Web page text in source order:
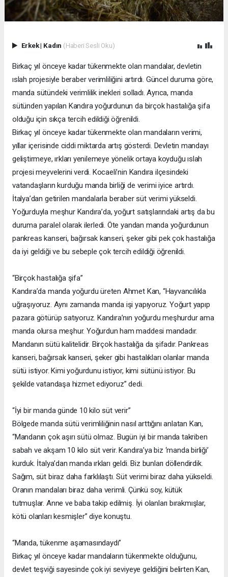
Erkek| Kadın (Haberi Sesli Oku)
Birkaç yıl önceye kadar tükenmekte olan mandalar, devletin
ıslah projesiyle beraber verimliliğini artırdı. Güncel duruma göre,
manda sütündeki verimlilik inekleri solladı. Ayrıca, manda
sütünden yapılan Kandıra yoğurdunun da birçok hastalığa şifa
olduğu için sıkça tercih edildiği öğrenildi.
Birkaç yıl önceye kadar tükenmekte olan mandaların verimi,
yıllar içerisinde ciddi miktarda artış gösterdi. Devletin mandayı
geliştirmeye, ırkları yenilemeye yönelik ortaya koyduğu ıslah
projesi meyvelerini verdi. Kocaeli’nin Kandıra ilçesindeki
vatandaşların kurduğu manda birliği de verimi iyice artırdı.
İtalya’dan getirilen mandalarla beraber süt verimi yükseldi.
Yoğurduyla meşhur Kandıra’da, yoğurt satışlarındaki artış da bu
duruma paralel olarak ilerledi. Öte yandan manda yoğurdunun
pankreas kanseri, bağırsak kanseri, şeker gibi pek çok hastalığa
da iyi geldiği ve bu sebeple çok tercih edildiği öğrenildi.
“Birçok hastalığa şifa”
Kandıra’da manda yoğurdu üreten Ahmet Kan, “Hayvancılıkla
uğraşıyoruz. Aynı zamanda manda işi yapıyoruz. Yoğurt yapıp
pazara götürüp satıyoruz. Kandıra’nın yoğurdu meşhurdur ama
manda olursa meşhur. Yoğurdun ham maddesi mandadır.
Mandanın sütü kalitelidir. Birçok hastalığa da şifadır. Pankreas
kanseri, bağırsak kanseri, şeker gibi hastalıkları olanlar manda
sütü istiyor. Kimi yoğurdunu istiyor, kimi sütünü istiyor. Bu
şekilde vatandaşa hizmet ediyoruz” dedi.
“İyi bir manda günde 10 kilo süt verir”
Bölgede manda sütü verimliliğinin nasıl arttığını anlatan Kan,
“Mandanın çok aşırı sütü olmaz. Bugün iyi bir manda takriben
sabah ve akşam 10 kilo süt verir. Kandıra’ya biz ‘manda birliği’
kurduk. İtalya’dan manda ırkları geldi. Biz bunları döllendirdik.
Sağım, süt biraz daha farklılaştı. Süt verimi biraz daha yükseldi.
Oranın mandaları biraz daha verimli. Çünkü soy, kütük
tutmuşlar. Anne ve baba takip edilmiş. İyi olanları bırakmışlar,
kötü olanları kesmişler” diye konuştu.
“Manda, tükenme aşamasındaydı”
Birkaç yıl önceye kadar mandaların tükenmekte olduğunu,
devlet teşviği sayesinde çok iyi seviyeye geldiğini belirten Kan,